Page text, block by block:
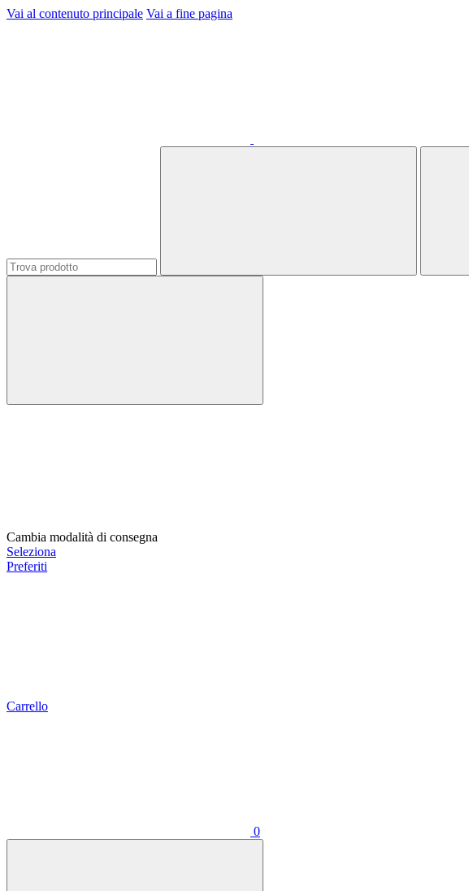
Vai al contenuto principale Vai a fine pagina
Cambia modalità di consegna
Seleziona
Preferiti
Carrello
0